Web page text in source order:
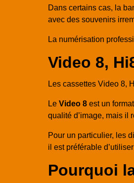
Dans certains cas, la
avec des souvenirs
La numérisation
Video 8,
Les cassettes Video 8,
Le Video 8 est un
qualité d’image, mais il
Pour un particulier, les
il est préférable
Pourquoi